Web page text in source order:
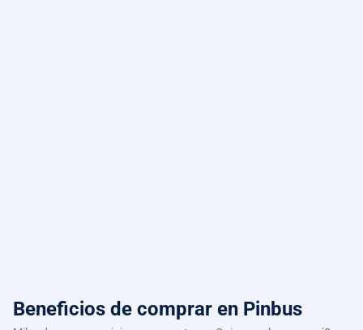
Beneficios de comprar en Pinbus